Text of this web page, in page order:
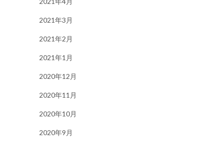
2021年3月
2021年2月
2021年1月
2020年12月
2020年11月
2020年10月
2020年9月